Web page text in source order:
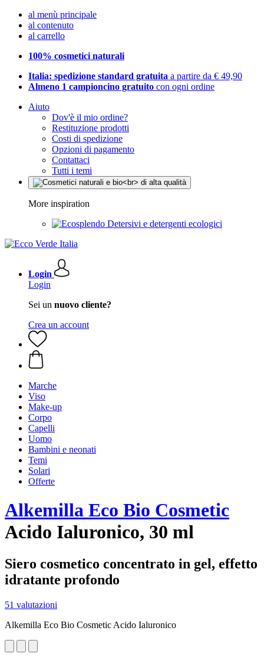
al menù principale
al contenuto
al carrello
100% cosmetici naturali
Italia: spedizione standard gratuita a partire da € 49,90
Almeno 1 campioncino gratuito con ogni ordine
Aiuto
Dov'è il mio ordine?
Restituzione prodotti
Costi di spedizione
Opzioni di pagamento
Contattaci
Tutti i temi
More inspiration
Detersivi e detergenti ecologici
Login
Login
Sei un nuovo cliente?
Crea un account
Marche
Viso
Make-up
Corpo
Capelli
Uomo
Bambini e neonati
Temi
Solari
Offerte
Alkemilla Eco Bio Cosmetic
Acido Ialuronico, 30 ml
Siero cosmetico concentrato in gel, effetto
idratante profondo
51 valutazioni
Alkemilla Eco Bio Cosmetic Acido Ialuronico